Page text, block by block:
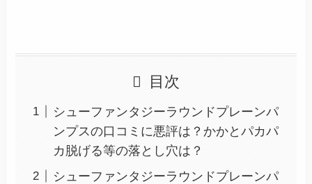
目次
シューファンタジーラウンドプレーンパ
ンプスの口コミに悪評は？かかとパカパ
カ脱げる等の落とし穴は？
シューファンタジーラウンドプレーンパ